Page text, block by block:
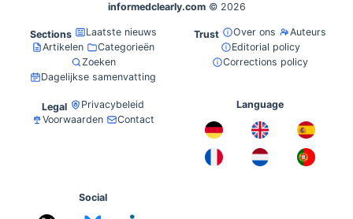
informedclearly.com © 2026
Sections
Laatste nieuws
Artikelen
Categorieën
Zoeken
Dagelijkse samenvatting
Trust Over ons
Auteurs
Editorial policy
Corrections policy
Legal
Privacybeleid
Voorwaarden
Contact
Language
Social